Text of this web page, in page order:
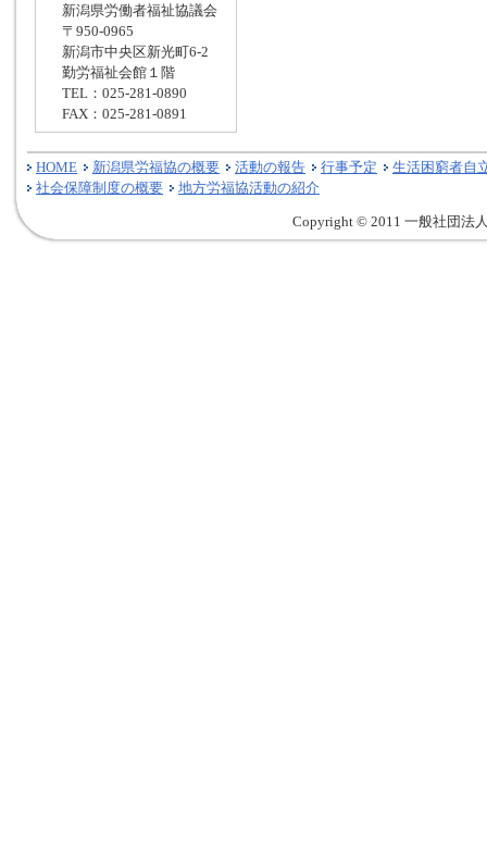
新潟県労働者福祉協議会
〒950-0965
新潟市中央区新光町6-2
勤労福祉会館１階
TEL：025-281-0890
FAX：025-281-0891
HOME 新潟県労福協の概要 活動の報告 行事予定
生活困窮者自
社会保障制度の概要
地方労福協活動の紹介
Copyright © 2011 一般社団法